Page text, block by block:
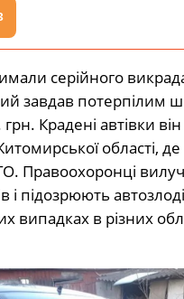
серійного
завдав потерпілим
Крадені автівки він
області, де
Правоохоронці
і підозрюють
випадках в різних